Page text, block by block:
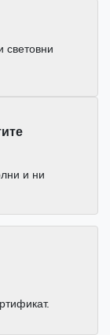
световни
и ни